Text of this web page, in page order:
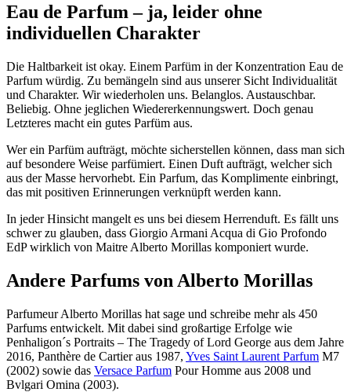
Eau de Parfum – ja, leider ohne
individuellen Charakter
Die Haltbarkeit ist okay. Einem Parfüm in der Konzentration Eau de
Parfum würdig. Zu bemängeln sind aus unserer Sicht Individualität
und Charakter. Wir wiederholen uns. Belanglos. Austauschbar.
Beliebig. Ohne jeglichen Wiedererkennungswert. Doch genau
Letzteres macht ein gutes Parfüm aus.
Wer ein Parfüm aufträgt, möchte sicherstellen können, dass man sich
auf besondere Weise parfümiert. Einen Duft aufträgt, welcher sich
aus der Masse hervorhebt. Ein Parfum, das Komplimente einbringt,
das mit positiven Erinnerungen verknüpft werden kann.
In jeder Hinsicht mangelt es uns bei diesem Herrenduft. Es fällt uns
schwer zu glauben, dass Giorgio Armani Acqua di Gio Profondo
EdP wirklich von Maitre Alberto Morillas komponiert wurde.
Andere Parfums von Alberto Morillas
Parfumeur Alberto Morillas hat sage und schreibe mehr als 450
Parfums entwickelt. Mit dabei sind großartige Erfolge wie
Penhaligon´s Portraits – The Tragedy of Lord George aus dem Jahre
2016, Panthère de Cartier aus 1987, Yves Saint Laurent Parfum M7
(2002) sowie das Versace Parfum Pour Homme aus 2008 und
Bvlgari Omina (2003).